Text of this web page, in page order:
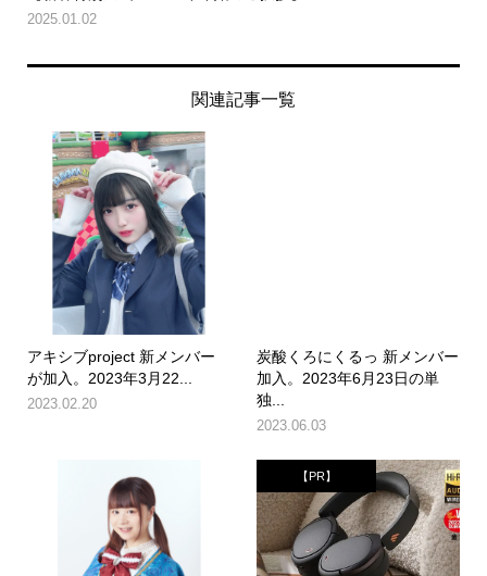
2025.01.02
関連記事一覧
アキシブproject 新メンバー
が加入。2023年3月22...
2023.02.20
炭酸くろにくるっ 新メンバー
加入。2023年6月23日の単
独...
2023.06.03
【PR】